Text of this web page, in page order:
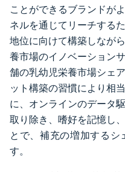
ことができるブランドが
ネルを通じてリーチする
地位に向けて構築しなが
養市場のイノベーション
舗の乳幼児栄養市場シェ
ット構築の習慣により相
に、オンラインのデータ
取り除き、嗜好を記憶し
とで、補充の増加するシ
す。